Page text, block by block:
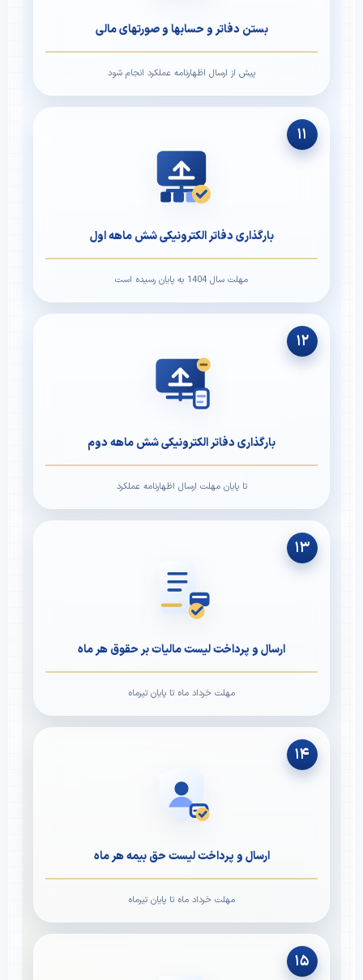
بستن دفاتر و حسابها و صورتهای مالی
پیش از ارسال اظهارنامه عملکرد انجام شود
۱۱
بارگذاری دفاتر الکترونیکی شش ماهه اول
مهلت سال 1404 به پایان رسیده است
۱۲
بارگذاری دفاتر الکترونیکی شش ماهه دوم
تا پایان مهلت ارسال اظهارنامه عملکرد
۱۳
ارسال و پرداخت لیست مالیات بر حقوق هر ماه
مهلت خرداد ماه تا پایان تیرماه
۱۴
ارسال و پرداخت لیست حق بیمه هر ماه
مهلت خرداد ماه تا پایان تیرماه
۱۵